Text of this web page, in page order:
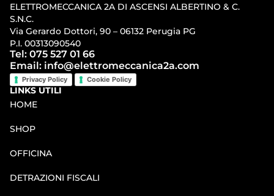
ELETTROMECCANICA 2A DI ASCENSI ALBERTINO & C.
S.N.C.
Via Gerardo Dottori, 90 – 06132 Perugia PG
P.I. 00313090540
Tel: 075 527 01 66
Email: info@elettromeccanica2a.com
Privacy Policy Cookie Policy
LINKS UTILI
HOME
SHOP
OFFICINA
DETRAZIONI FISCALI